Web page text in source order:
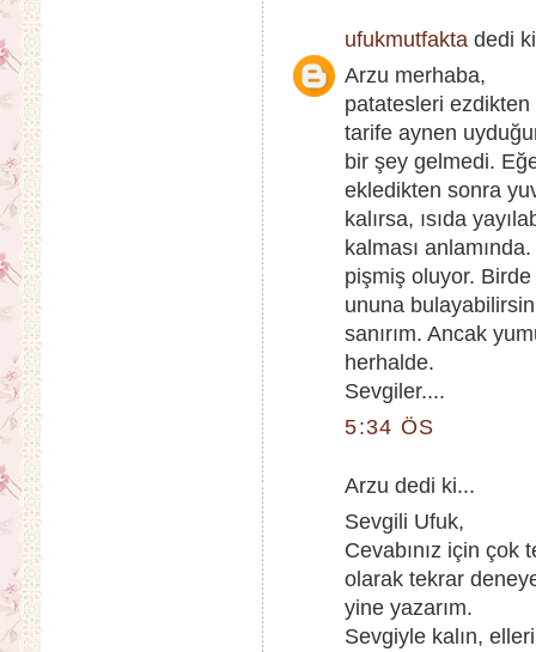
ufukmutfakta dedi
Arzu merhaba,
patatesleri
tarife aynen
bir şey gelmedi.
ekledikten sonra
kalırsa, ısıda
kalması
pişmiş oluyor.
ununa
sanırım. Ancak
herhalde.
Sevgiler....
5:34 ÖS
Arzu dedi ki...
Sevgili Ufuk,
Cevabınız için çok
olarak tekrar
yine yazarım.
Sevgiyle kalın,